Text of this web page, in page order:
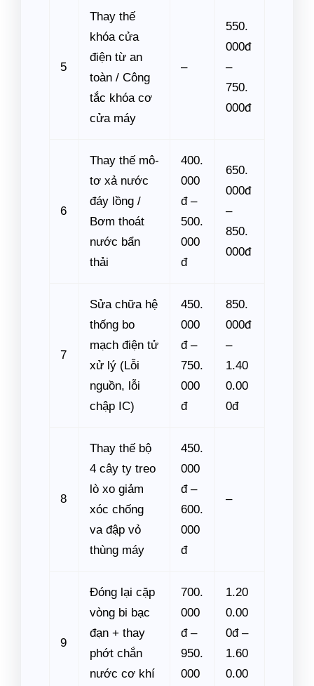
5
Thay thế
khóa cửa
điện từ an
toàn / Công
tắc khóa cơ
cửa máy
–
550.
000đ
–
750.
000đ
6
Thay thế mô-
tơ xả nước
đáy lồng /
Bơm thoát
nước bẩn
thải
400.
000
đ –
500.
000
đ
650.
000đ
–
850.
000đ
7
Sửa chữa hệ
thống bo
mạch điện tử
xử lý (Lỗi
nguồn, lỗi
chập IC)
450.
000
đ –
750.
000
đ
850.
000đ
–
1.40
0.00
0đ
8
Thay thế bộ
4 cây ty treo
lò xo giảm
xóc chống
va đập vỏ
thùng máy
450.
000
đ –
600.
000
đ
–
9
Đóng lại cặp
vòng bi bạc
đạn + thay
phớt chắn
nước cơ khí
700.
000
đ –
950.
000
1.20
0.00
0đ –
1.60
0.00